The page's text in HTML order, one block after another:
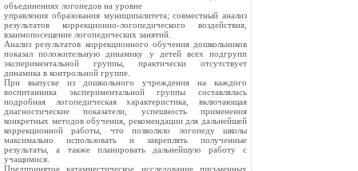
объединениях логопедов на уровне
управления образования муниципалитета; совместный анализ
результатов коррекционно-логопедического воздействия,
взаимопосещение логопедических занятий.
Анализ результатов коррекционного обучения дошкольников
показал положительную динамику у детей всех подгрупп
экспериментальной группы, практически отсутствует
динамика в контрольной группе.
При выпуске из дошкольного учреждения на каждого
воспитанника экспериментальной группы составлялась
подробная логопедическая характеристика, включающая
диагностические показатели, успешность применения
конкретных методов обучения, рекомендации для дальнейшей
коррекционной работы, что позволяло логопеду школы
максимально использовать и закреплять полученные
результаты, а также планировать дальнейшую работу с
учащимися.
Предпринятое катамнестическое исследование письменных